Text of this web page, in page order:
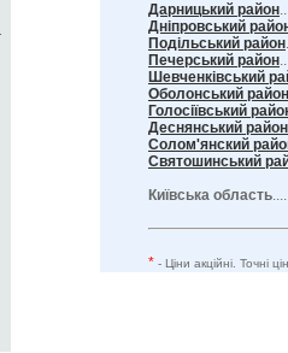
Дарницький район
Дніпровський
Подільський район
Печерський район
Шевченківський
Оболонський район
Голосіївський
Деснянський район
Солом'янский
Святошинський
Київська область
* - Ціни акційні. Точні